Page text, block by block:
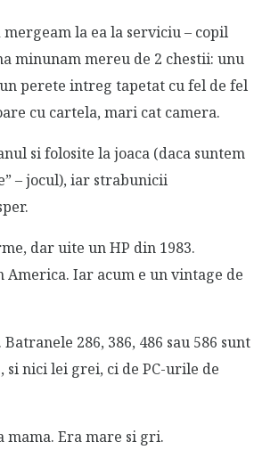
la ea la serviciu – copil
minunam mereu de 2 chestii: unu
perete intreg tapetat cu fel de fel
cu cartela, mari cat camera.
si folosite la joaca (daca suntem
– jocul), iar strabunicii
dar uite un HP din 1983.
America. Iar acum e un vintage de
286, 386, 486 sau 586 sunt
nici lei grei, ci de PC-urile de
mama. Era mare si gri.